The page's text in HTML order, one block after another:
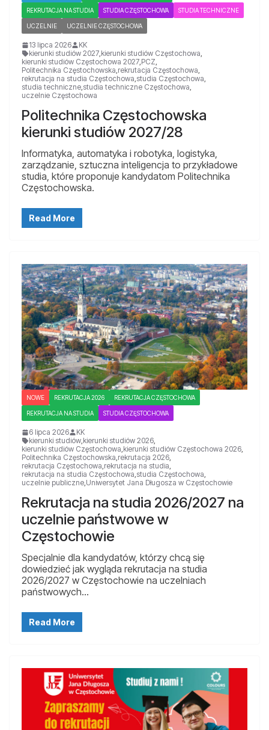
REKRUTACJA NA STUDIA STUDIA CZĘSTOCHOWA STUDIA TECHNICZNE
UCZELNIE UCZELNIE CZĘSTOCHOWA
13 lipca 2026
KK
kierunki studiów 2027 kierunki studiów Częstochowa
kierunki studiów Częstochowa 2027 PCZ
Politechnika Częstochowska rekrutacja Częstochowa
rekrutacja na studia Częstochowa studia Częstochowa
studia techniczne studia techniczne Częstochowa
uczelnie Częstochowa
Politechnika Częstochowska
kierunki studiów 2027/28
Informatyka, automatyka i robotyka, logistyka,
zarządzanie, sztuczna inteligencja to przykładowe
studia, które proponuje kandydatom Politechnika
Częstochowska.
Read More
NOWE REKRUTACJA 2026 REKRUTACJA CZĘSTOCHOWA
REKRUTACJA NA STUDIA STUDIA CZĘSTOCHOWA
6 lipca 2026
KK
kierunki studiów kierunki studiów 2026
kierunki studiów Częstochowa kierunki studiów Częstochowa 2026
Politechnika Częstochowska rekrutacja 2026
rekrutacja Częstochowa rekrutacja na studia
rekrutacja na studia Częstochowa studia Częstochowa
uczelnie publiczne Uniwersytet Jana Długosza w Częstochowie
Rekrutacja na studia 2026/2027 na
uczelnie państwowe w
Częstochowie
Specjalnie dla kandydatów, którzy chcą się
dowiedzieć jak wygląda rekrutacja na studia
2026/2027 w Częstochowie na uczelniach
państwowych…
Read More